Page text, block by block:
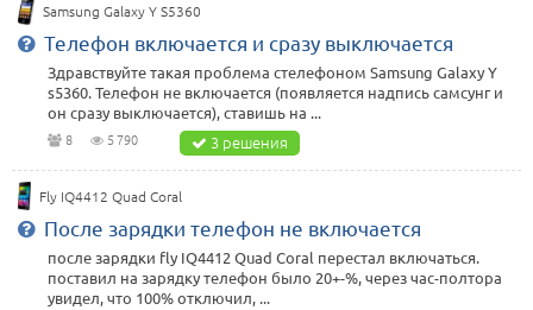
Samsung Galaxy Y S5360
Телефон включается и сразу выключается
Здравствуйте такая проблема стелефоном Samsung Galaxy Y
s5360. Телефон не включается (появляется надпись самсунг и
он сразу выключается), ставишь на ...
8 5 790 3 решения
Fly IQ4412 Quad Coral
После зарядки телефон не включается
после зарядки fly IQ4412 Quad Coral перестал включаться.
поставил на зарядку телефон было 20+-%, через час-полтора
увидел, что 100% отключил, ...